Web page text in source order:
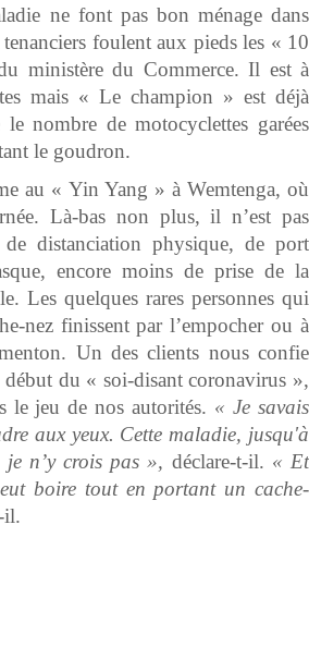
ne font pas bon ménage dans
foulent aux pieds les « 10
ministère du Commerce. Il est à
mais « Le champion » est déjà
nombre de motocyclettes garées
le goudron.
au « Yin Yang » à Wemtenga, où
Là-bas non plus, il n’est pas
de distanciation physique, de port
encore moins de prise de la
Les quelques rares personnes qui
nez finissent par l’empocher ou à
Un des clients nous confie
du « soi-disant coronavirus »,
jeu de nos autorités. « Je savais
aux yeux. Cette maladie, jusqu'à
n’y crois pas », déclare-t-il. « Et
boire tout en portant un cache-
il.